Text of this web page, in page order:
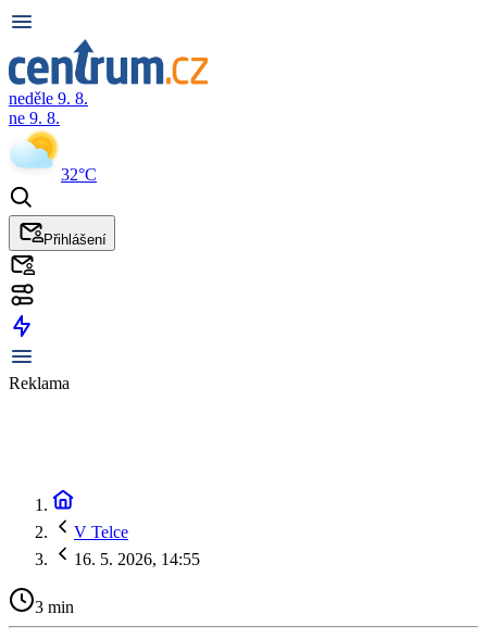
neděle 9. 8.
ne 9. 8.
32°C
Přihlášení
Reklama
V Telce
16. 5. 2026, 14:55
3 min